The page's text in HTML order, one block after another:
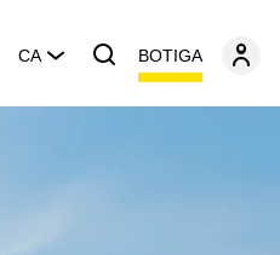
CA BOTIGA